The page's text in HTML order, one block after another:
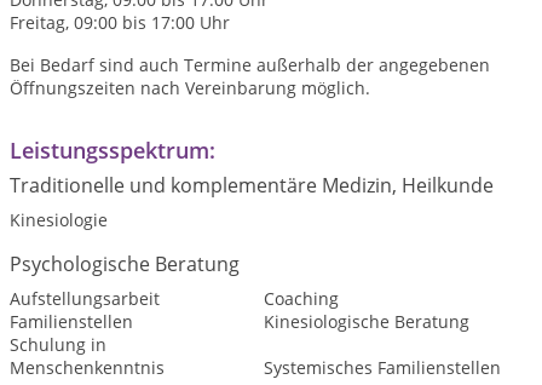
Freitag, 09:00 bis 17:00 Uhr
Bei Bedarf sind auch Termine außerhalb der angegebenen
Öffnungszeiten nach Vereinbarung möglich.
Leistungsspektrum:
Traditionelle und komplementäre Medizin, Heilkunde
Kinesiologie
Psychologische Beratung
Aufstellungsarbeit
Coaching
Familienstellen
Kinesiologische Beratung
Schulung in
Menschenkenntnis
Systemisches Familienstellen